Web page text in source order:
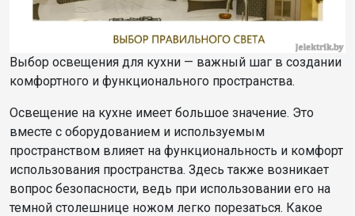
Выбор освещения для кухни — важный шаг в создании
комфортного и функционального пространства.
Освещение на кухне имеет большое значение. Это
вместе с оборудованием и используемым
пространством влияет на функциональность и комфорт
использования пространства. Здесь также возникает
вопрос безопасности, ведь при использовании его на
темной столешнице ножом легко порезаться. Какое